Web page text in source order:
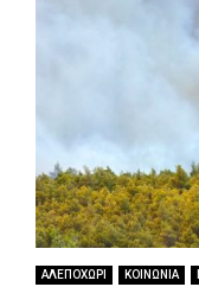
ΑΛΕΠΟΧΩΡΙ ΚΟΙΝΩΝΙΑ